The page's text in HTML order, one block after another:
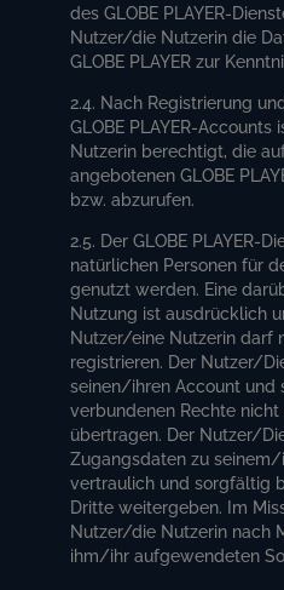
des GLOBE PLAYER-
Nutzer/die Nutzerin die
GLOBE PLAYER zur
2.4. Nach Registrierung
GLOBE PLAYER-
Nutzerin berechtigt, die
angebotenen GLOBE
bzw. abzurufen.
2.5. Der GLOBE PLAYER-
natürlichen Personen für
genutzt werden. Eine
Nutzung ist ausdrücklich
Nutzer/eine Nutzerin darf
registrieren. Der Nutzer/
seinen/ihren Account und
verbundenen Rechte
übertragen. Der Nutzer/
Zugangsdaten zu
vertraulich und sorgfältig
Dritte weitergeben. Im
Nutzer/die Nutzerin nach
ihm/ihr aufgewendeten